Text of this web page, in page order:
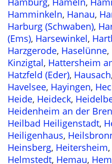
Hamminkeln, Hanau,
Harburg (Schwaben),
(Ems), Harsewinkel,
Harzgerode, Haselünne,
Kinzigtal, Hattersheim
Hatzfeld (Eder), Hausach,
Havelsee, Hayingen,
Heide, Heideck,
Heidenheim an der
Heilbad Heiligenstadt,
Heiligenhaus,
Heinsberg, Heitersheim,
Helmstedt, Hemau,